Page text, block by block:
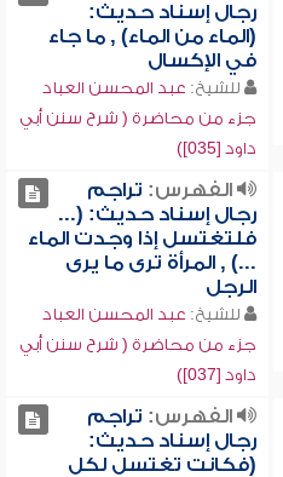
رجال إسناد حديث:
(الماء من الماء) , ما جاء
في الإكسال
للشيخ: عبد المحسن العباد
جزء من محاضرة ( شرح سنن أبي
داود [035])
الفهرس: تراجم
رجال إسناد حديث: (...
فلتغتسل إذا وجدت الماء
...) , المرأة ترى ما يرى
الرجل
للشيخ: عبد المحسن العباد
جزء من محاضرة ( شرح سنن أبي
داود [037])
الفهرس: تراجم
رجال إسناد حديث:
(فكانت تغتسل لكل